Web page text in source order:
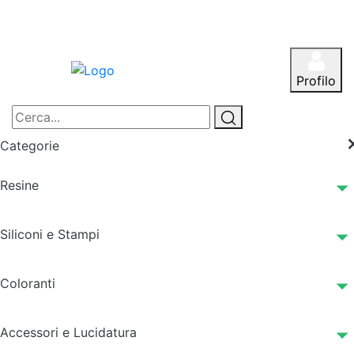
Profilo
Categorie
Resine
Siliconi e Stampi
Coloranti
Accessori e Lucidatura